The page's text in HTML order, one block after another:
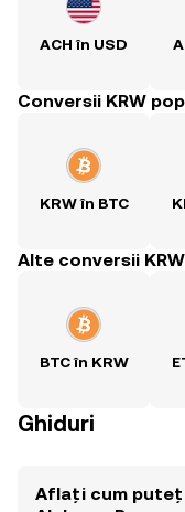
ACH în USD
Conversii KRW
KRW în BTC
Alte conversii KRW
BTC în KRW
Ghiduri
Aflați cum